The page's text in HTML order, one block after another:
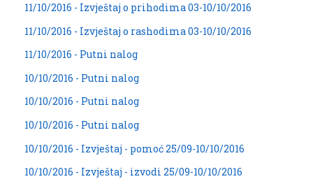
11/10/2016 - Izvještaj o prihodima 03-10/10/2016
11/10/2016 - Izvještaj o rashodima 03-10/10/2016
11/10/2016 - Putni nalog
10/10/2016 - Putni nalog
10/10/2016 - Putni nalog
10/10/2016 - Putni nalog
10/10/2016 - Izvještaj - pomoć 25/09-10/10/2016
10/10/2016 - Izvještaj - izvodi 25/09-10/10/2016